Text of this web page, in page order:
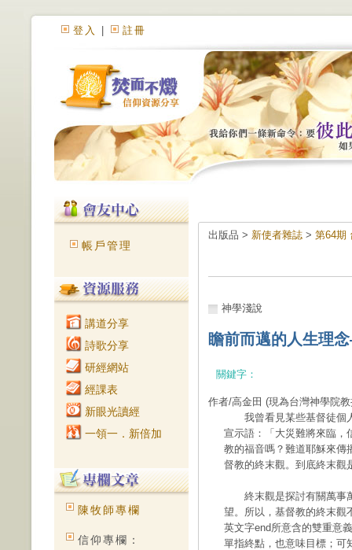
登入 註冊
帳戶管理
講道分享
詩歌分享
研經網站
經課表
新眼光讀經
一領一．新倍加
陳牧師專欄
信仰專欄：
出版品 > 新使者雜誌 > 第64期
神學淺說
瞻前而邁的人生理
關鍵字：
作者/高金田 (現為台灣神學院
我曾看見某些基督徒個人
宣示語：「大災難將來臨，
教的福音嗎？難道耶穌來傳
督教的終末觀。到底終末觀
終末觀是探討有關萬事萬
望。所以，基督教的終末觀
英文字end所意含的雙重意
單指終點，也意味目標；可